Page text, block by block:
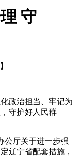
守
】
政治担当、牢记为
守护好人民群
厅关于进一步强
辽宁省配套措施，